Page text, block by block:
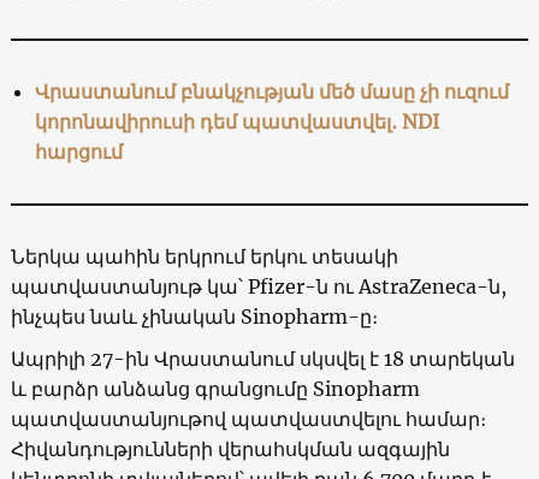
Վրաստանում բնակչության մեծ մասը չի ուզում
կորոնավիրուսի դեմ պատվաստվել․ NDI
հարցում
Ներկա պահին երկրում երկու տեսակի
պատվաստանյութ կա՝ Pfizer-ն ու AstraZeneca-ն,
ինչպես նաև չինական Sinopharm-ը։
Ապրիլի 27-ին Վրաստանում սկսվել է 18 տարեկան
և բարձր անձանց գրանցումը Sinopharm
պատվաստանյութով պատվաստվելու համար։
Հիվանդությունների վերահսկման ազգային